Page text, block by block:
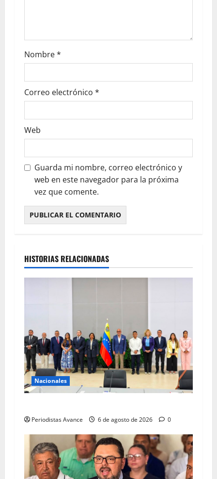
Nombre*
Correo electrónico *
Web
Guarda mi nombre, correo electrónico y
web en este navegador para la próxima
vez que comente.
HISTORIAS RELACIONADAS
Nacionales
Periodistas Avance 6 de agosto de 2026 0